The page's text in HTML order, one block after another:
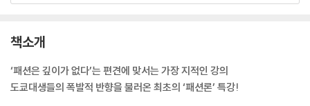
책소개
‘패션은 깊이가 없다’는 편견에 맞서는 가장 지적인 강의
도쿄대생들의 폭발적 반향을 불러온 최초의 ‘패션론’ 특강!